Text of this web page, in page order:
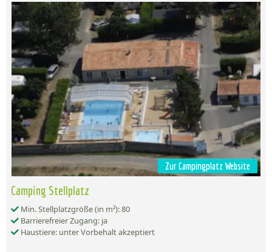
Zur Campingplatz Website
Camping Stellplatz
Min. Stellplatzgröße (in m²): 80
Barrierefreier Zugang: ja
Haustiere: unter Vorbehalt akzeptiert